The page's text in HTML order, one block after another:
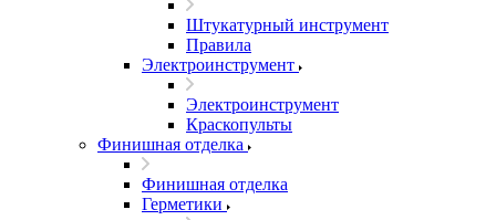
Штукатурный инструмент
Правила
Электроинструмент
Электроинструмент
Краскопульты
Финишная отделка
Финишная отделка
Герметики